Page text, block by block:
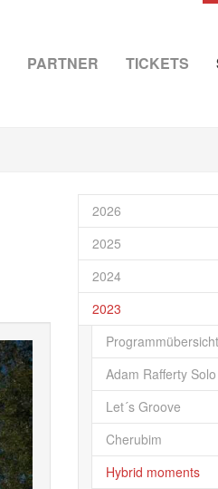
PARTNER TICKETS
2026
2025
2024
2023
Programmübersicht
Adam Rafferty Solo
Let´s Groove
Cherubim
Hybrid moments